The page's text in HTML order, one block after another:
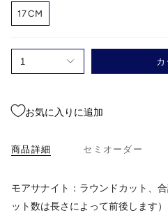
17CM
1
お気に入りに追加
商品詳細 セミオーダー
モアサナイト：ラウンドカット、
ット数は長さによって前後します）